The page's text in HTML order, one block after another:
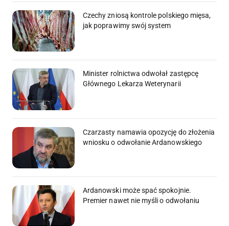
Czechy zniosą kontrole polskiego mięsa,
jak poprawimy swój system
Minister rolnictwa odwołał zastępcę
Głównego Lekarza Weterynarii
Czarzasty namawia opozycję do złożenia
wniosku o odwołanie Ardanowskiego
Ardanowski może spać spokojnie.
Premier nawet nie myśli o odwołaniu